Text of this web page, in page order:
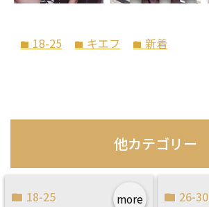
folder 18-25 folder キエフ folder 新着
他カテゴリー
more
18-25 26-30